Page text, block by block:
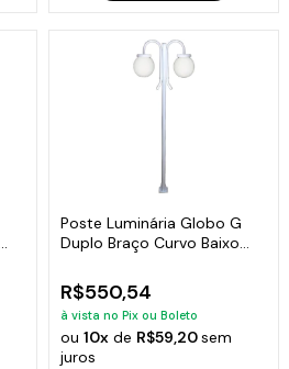
Poste Luminária Globo G
Duplo Braço Curvo Baixo
R$550,54
à vista no Pix ou Boleto
ou 10xde R$59,20sem
juros